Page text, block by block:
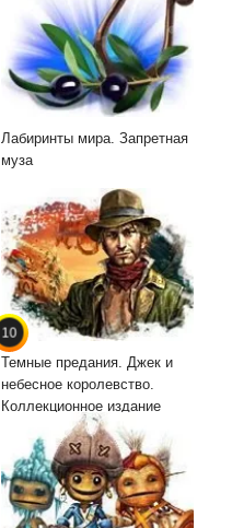
Лабиринты мира. Запретная
муза
10
Темные предания. Джек и
небесное королевство.
Коллекционное издание